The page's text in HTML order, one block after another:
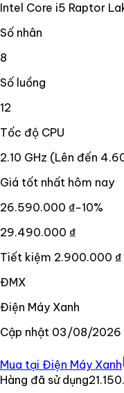
Intel Core i5 Raptor
Số nhân
8
Số luồng
12
Tốc độ CPU
2.10 GHz (Lên đến
Giá tốt nhất hôm nay
26.590.000 ₫−10%
29.490.000 ₫
Tiết kiệm 2.900.000 ₫
ĐMX
Điện Máy Xanh
Cập nhật 03/08/2026
Mua tại Điện Máy Xanh
Hàng đã sử dụng